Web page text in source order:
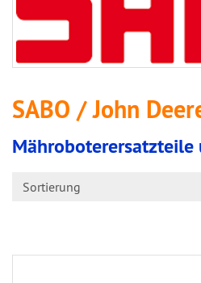
SABO / John
Mähroboterersatzteile
Sortierung